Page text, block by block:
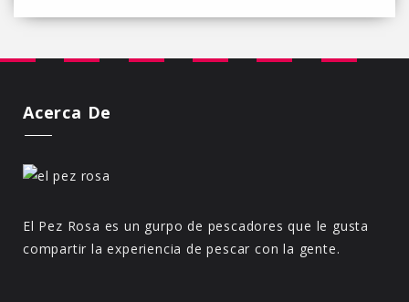
Acerca De
El Pez Rosa es un gurpo de pescadores que le gusta
compartir la experiencia de pescar con la gente.